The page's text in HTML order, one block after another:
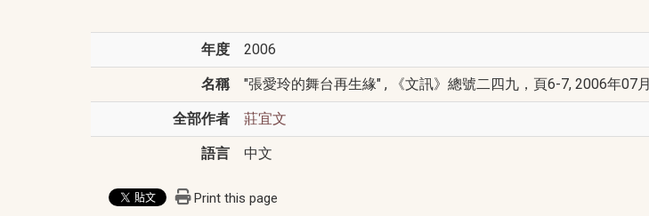
年度 2006
名稱 "張愛玲的舞台再生緣" , 《文訊》總號二四九，頁6-7, 2006年07月
全部作者 莊宜文
語言 中文
Print this page